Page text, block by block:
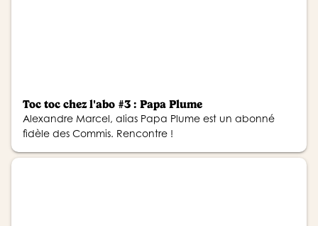
Toc toc chez l'abo #3 : Papa Plume
Alexandre Marcel, alias Papa Plume est un abonné
fidèle des Commis. Rencontre !